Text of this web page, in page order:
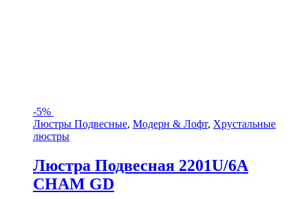
-5%
Люстры Подвесные, Модерн & Лофт, Хрустальные
люстры
Люстра Подвесная 2201U/6A
CHAM GD